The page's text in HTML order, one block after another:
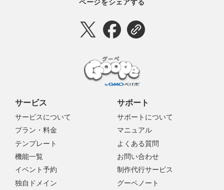
ページをシェアする
サービス
サービスについて
プラン・料金
テンプレート
機能一覧
イベント予約
独自ドメイン
サポート
サポートについて
マニュアル
よくある質問
お問い合わせ
制作代行サービス
グーペノート